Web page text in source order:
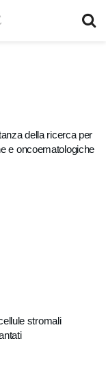
della ricerca per
e oncoematologiche
stromali